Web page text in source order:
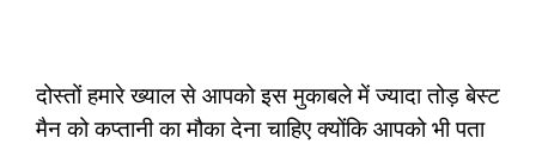
दोस्तों हमारे ख्याल से आपको इस मुकाबले में ज्यादा तोड़ बेस्ट
मैन को कप्तानी का मौका देना चाहिए क्योंकि आपको भी पता